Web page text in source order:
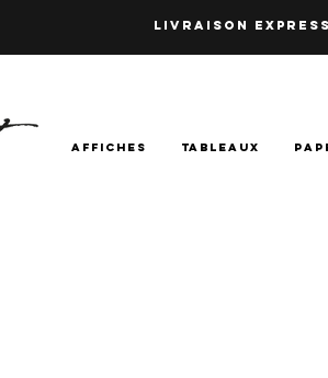
LIVRAISON
AFFICHES TABLEAUX